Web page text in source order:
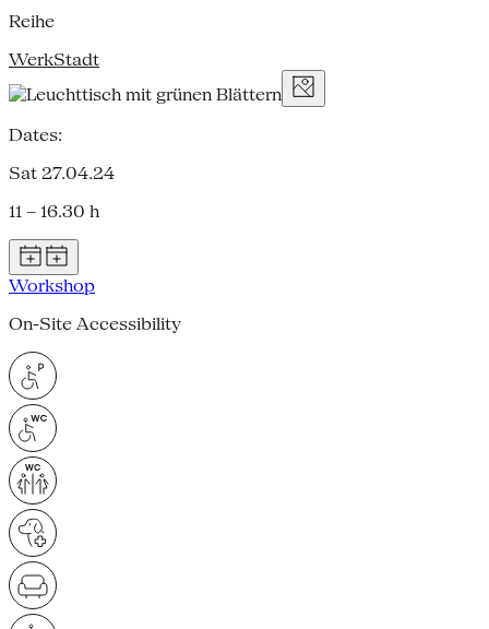
Reihe
WerkStadt
Dates:
Sat 27.04.24
11 – 16.30 h
Workshop
On-Site Accessibility